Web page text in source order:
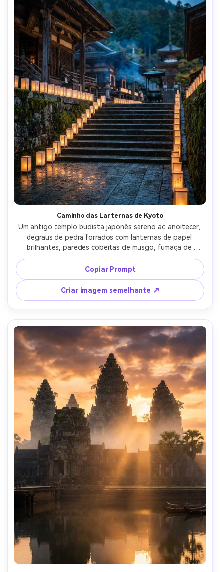
Caminho das Lanternas de Kyoto
Um antigo templo budista japonês sereno ao anoitecer,
degraus de pedra forrados com lanternas de papel
brilhantes, paredes cobertas de musgo, fumaça de
incenso sutil, reflexos suaves molhados pela chuva,
detalhe arquitetônico ultra-realista, classificação de
cores cinematográfica, disparado em Sony A7R IV, lente
de 35 mm, f/2.0, nível dos olhos, linhas líderes, fundo
bokeh suave, alta faixa dinâmica, fotografia profissional
de viagem-AR 4:5
Copiar Prompt
Criar imagem semelhante ↗